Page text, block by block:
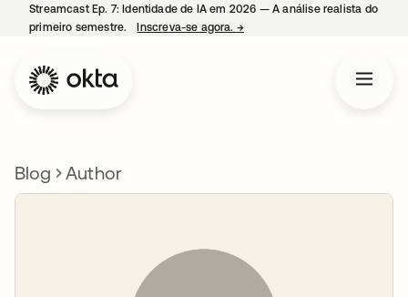
Streamcast Ep. 7: Identidade de IA em 2026 — A análise realista do
primeiro semestre.
Inscreva-se agora. →
Blog Author